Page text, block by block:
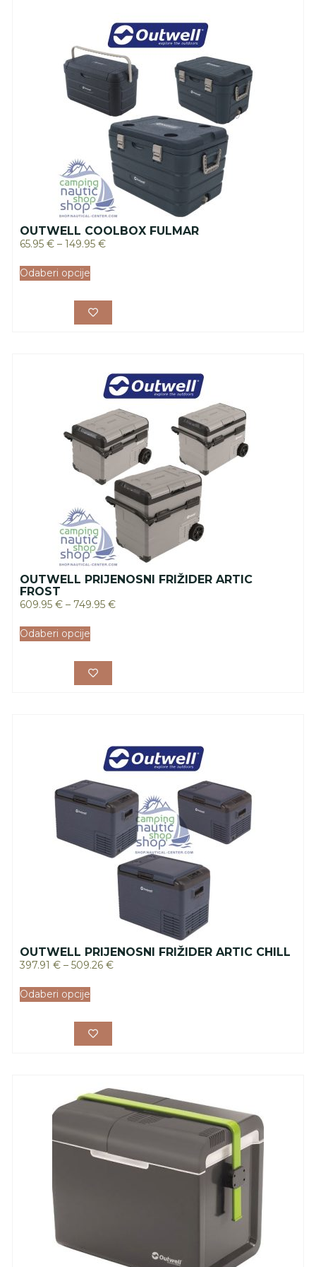
OUTWELL COOLBOX FULMAR
65.95 € – 149.95 €
Odaberi opcije
OUTWELL PRIJENOSNI FRIŽIDER ARTIC
FROST
609.95 € – 749.95 €
Odaberi opcije
OUTWELL PRIJENOSNI FRIŽIDER ARTIC CHILL
397.91 € – 509.26 €
Odaberi opcije